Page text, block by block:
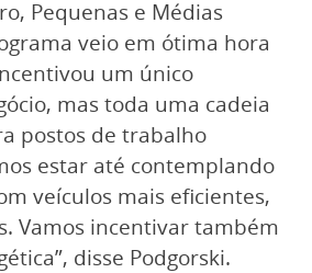
Pequenas e Médias
veio em ótima hora
um único
mas toda uma cadeia
postos de trabalho
estar até contemplando
veículos mais eficientes,
Vamos incentivar também
disse Podgorski.